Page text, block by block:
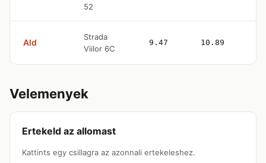
52
Ald
Strada
Viilor 6C
9.47 10.89
Velemenyek
Ertekeld az allomast
Kattints egy csillagra az azonnali ertekeleshez.